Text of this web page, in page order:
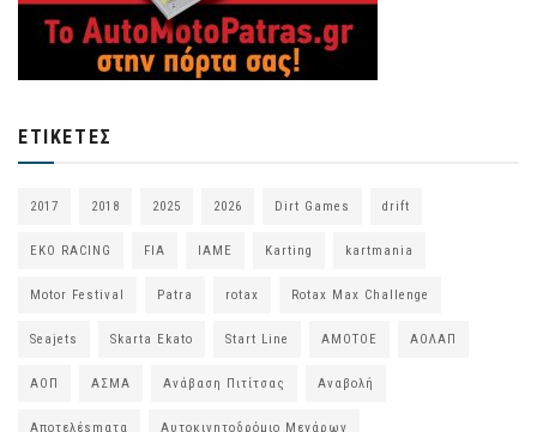
ΕΤΙΚΈΤΕΣ
2017 2018 2025 2026 Dirt Games drift
EKO RACING FIA IAME Karting kartmania
Motor Festival Patra rotax Rotax Max Challenge
Seajets Skarta Ekato Start Line ΑΜΟΤΟΕ ΑΟΛΑΠ
ΑΟΠ ΑΣΜΑ Ανάβαση Πιτίτσας Αναβολή
Αποτελέsmατα Αυτοκινητοδρόμιο Μεγάρων